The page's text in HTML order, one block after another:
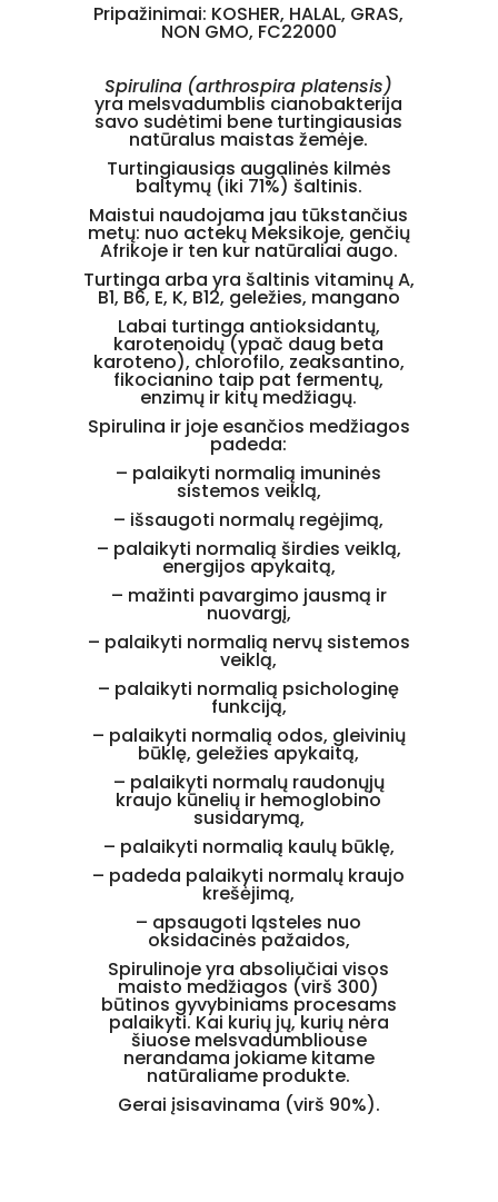
Pripažinimai: KOSHER, HALAL, GRAS,
NON GMO, FC22000
Spirulina (arthrospira platensis)
yra melsvadumblis cianobakterija
savo sudėtimi bene turtingiausias
natūralus maistas žemėje.
Turtingiausias augalinės kilmės
baltymų (iki 71%) šaltinis.
Maistui naudojama jau tūkstančius
metų: nuo actekų Meksikoje, genčių
Afrikoje ir ten kur natūraliai augo.
Turtinga arba yra šaltinis vitaminųA,
B1, B6, E, K, B12, geležies, mangano
Labai turtinga antioksidantų,
karotenoidų (ypač daug beta
karoteno), chlorofilo, zeaksantino,
fikocianino taip pat fermentų,
enzimų ir kitų medžiagų.
Spirulina ir joje esančios medžiagos
padeda:
– palaikyti normalią imuninės
sistemos veiklą,
– išsaugoti normalų regėjimą,
– palaikyti normalią širdies veiklą,
energijos apykaitą,
– mažinti pavargimo jausmą ir
nuovargį,
– palaikyti normalią nervų sistemos
veiklą,
– palaikyti normalią psichologinę
funkciją,
– palaikyti normalią odos, gleivinių
būklę, geležies apykaitą,
– palaikyti normalų raudonųjų
kraujo kūnelių ir hemoglobino
susidarymą,
– palaikyti normalią kaulų būklę,
– padeda palaikyti normalų kraujo
krešėjimą,
– apsaugoti ląsteles nuo
oksidacinės pažaidos,
Spirulinoje yra absoliučiai visos
maisto medžiagos (virš 300)
būtinos gyvybiniams procesams
palaikyti.Kai kurių jų, kurių nėra
šiuose melsvadumbliouse
nerandama jokiame kitame
natūraliame produkte.
Gerai įsisavinama (virš 90%).